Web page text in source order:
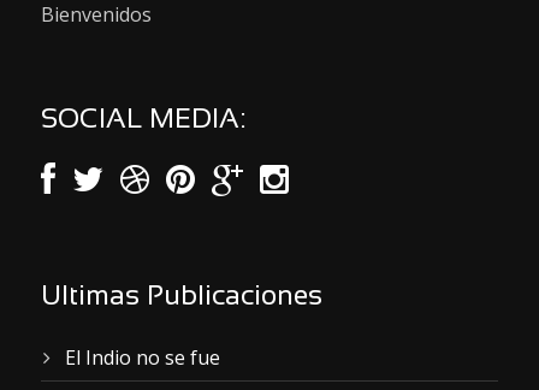
Bienvenidos
SOCIAL MEDIA:
Ultimas Publicaciones
El Indio no se fue